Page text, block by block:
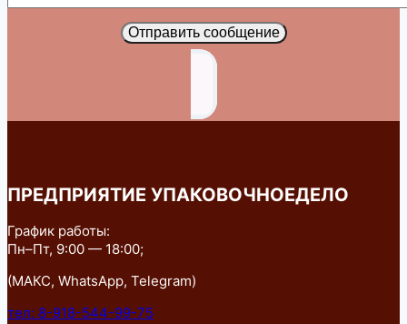
Отправить сообщение
ПРЕДПРИЯТИЕ УПАКОВОЧНОЕДЕЛО
График работы:
Пн–Пт, 9:00 — 18:00;
(МАКС, WhatsApp, Telegram)
тел: 8-918-544-99-75